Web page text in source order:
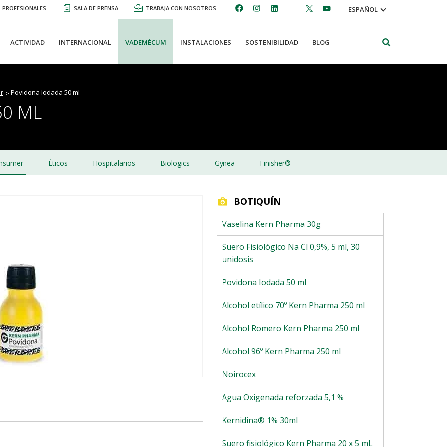
PROFESIONALES SALA DE PRENSA TRABAJA CON NOSOTROS ESPAÑOL
ACTIVIDAD INTERNACIONAL VADEMÉCUM INSTALACIONES SOSTENIBILIDAD BLOG
Povidona Iodada 50 ml
ML
Éticos Hospitalarios Biologics Gynea Finisher®
BOTIQUÍN
Vaselina Kern Pharma 30g
Suero Fisiológico Na Cl 0,9%, 5 ml, 30
unidosis
Povidona Iodada 50 ml
Alcohol etílico 70º Kern Pharma 250 ml
Alcohol Romero Kern Pharma 250 ml
Alcohol 96º Kern Pharma 250 ml
Noirocex
Agua Oxigenada reforzada 5,1 %
Kernidina® 1% 30ml
Suero fisiológico Kern Pharma 20 x 5 mL